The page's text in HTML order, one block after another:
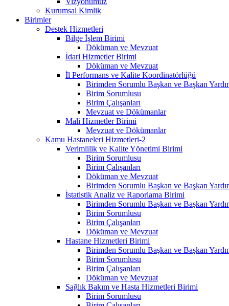
Kurumsal Kimlik
Birimler
Destek Hizmetleri
Bilge İşlem Birimi
Döküman ve Mevzuat
İdari Hizmetler Birimi
Döküman ve Mevzuat
İl Performans ve Kalite Koordinatörlüğü
Birimden Sorumlu Başkan ve Başkan
Birim Sorumlusu
Birim Çalışanları
Mevzuat ve Dökümanlar
Mali Hizmetler Birimi
Mevzuat ve Dökümanlar
Kamu Hastaneleri Hizmetleri-2
Verimlilik ve Kalite Yönetimi Birimi
Birim Sorumlusu
Birim Çalışanları
Döküman ve Mevzuat
Birimden Sorumlu Başkan ve Başkan
İstatistik Analiz ve Raporlama Birimi
Birimden Sorumlu Başkan ve Başkan
Birim Sorumlusu
Birim Çalışanları
Döküman ve Mevzuat
Hastane Hizmetleri Birimi
Birimden Sorumlu Başkan ve Başkan
Birim Sorumlusu
Birim Çalışanları
Döküman ve Mevzuat
Sağlık Bakım ve Hasta Hizmetleri Birimi
Birim Sorumlusu